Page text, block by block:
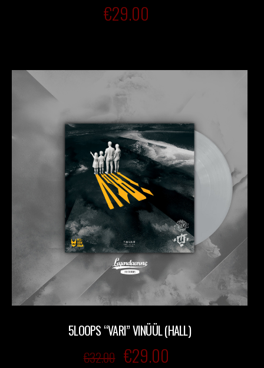
€29.00
5LOOPS “VARI” VINÜÜL (HALL)
€32.00 €29.00